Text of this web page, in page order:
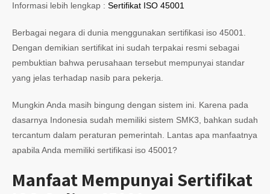
Informasi lebih lengkap : Sertifikat ISO 45001
Berbagai negara di dunia menggunakan sertifikasi iso 45001.
Dengan demikian sertifikat ini sudah terpakai resmi sebagai
pembuktian bahwa perusahaan tersebut mempunyai standar
yang jelas terhadap nasib para pekerja.
Mungkin Anda masih bingung dengan sistem ini. Karena pada
dasarnya Indonesia sudah memiliki sistem SMK3, bahkan sudah
tercantum dalam peraturan pemerintah. Lantas apa manfaatnya
apabila Anda memiliki sertifikasi iso 45001?
Manfaat Mempunyai Sertifikat